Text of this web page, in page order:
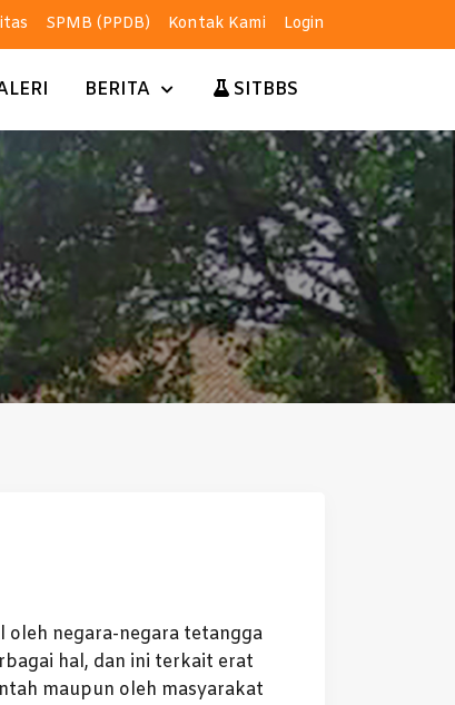
SPMB (PPDB) Kontak Kami Login
BERITA SITBBS
negara-negara tetangga
hal, dan ini terkait erat
maupun oleh masyarakat